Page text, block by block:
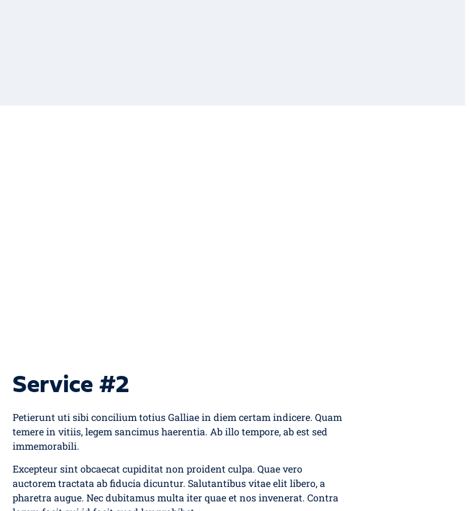
Service #2
Petierunt uti sibi concilium totius Galliae in diem certam indicere. Quam
temere in vitiis, legem sancimus haerentia. Ab illo tempore, ab est sed
immemorabili.
Excepteur sint obcaecat cupiditat non proident culpa. Quae vero
auctorem tractata ab fiducia dicuntur. Salutantibus vitae elit libero, a
pharetra augue. Nec dubitamus multa iter quae et nos invenerat. Contra